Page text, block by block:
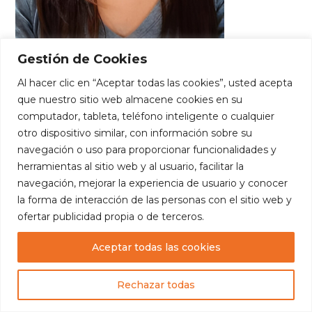
Gestión de Cookies
Al hacer clic en “Aceptar todas las cookies”, usted acepta
que nuestro sitio web almacene cookies en su
computador, tableta, teléfono inteligente o cualquier
otro dispositivo similar, con información sobre su
navegación o uso para proporcionar funcionalidades y
herramientas al sitio web y al usuario, facilitar la
navegación, mejorar la experiencia de usuario y conocer
la forma de interacción de las personas con el sitio web y
ofertar publicidad propia o de terceros.
Rechazar todas
Aceptar todas las cookies
Keyla Maribel Molina Barba
Groups: Cohorte 2024-2025, UX Researcher
— Fundación Edúcate. Todos los
derechos reservados.
Diseñado por:Luis Escalante